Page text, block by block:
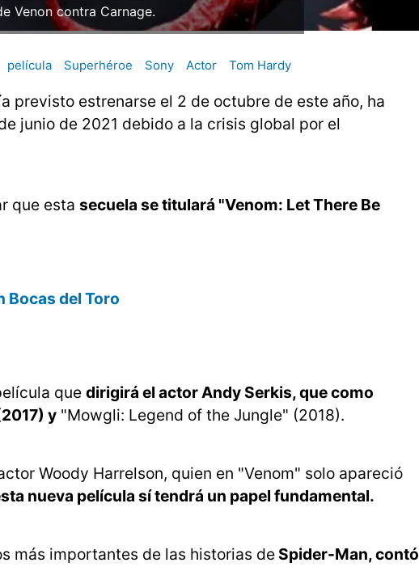
Venon contra Carnage.
película Superhéroe Sony Actor Tom Hardy
previsto estrenarse el 2 de octubre de este año, ha
junio de 2021 debido a la crisis global por el
que esta secuela se titulará "Venom: Let There Be
Bocas del Toro
que dirigirá el actor Andy Serkis, que como
y "Mowgli: Legend of the Jungle" (2018).
Woody Harrelson, quien en "Venom" solo apareció
nueva película sí tendrá un papel fundamental.
más importantes de las historias de Spider-Man, contó